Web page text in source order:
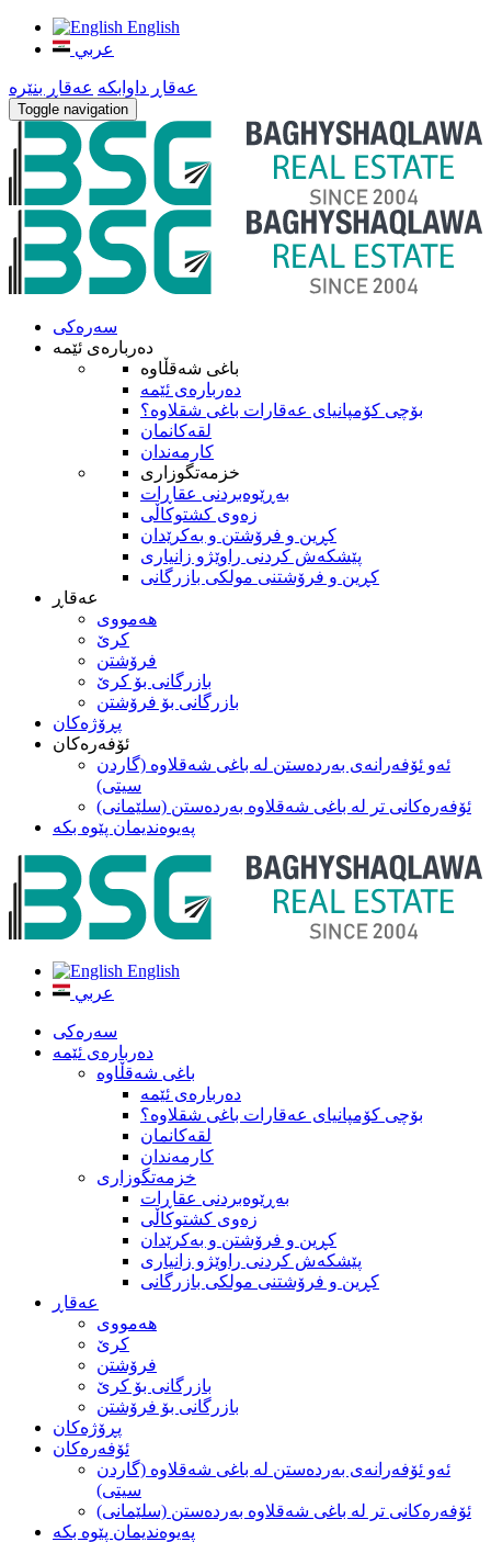
English
عربي
عه‌قاڕ داوابكه عه‌قاڕ بنێره
Toggle navigation
سه‌ره‌کی
ده‌رباره‌ی ئێمه
باغی شەقڵاوە
ده‌رباره‌ی ئێمه
بۆچى كۆمپانياى عەقارات باغی شقلاوە؟
لقه‌كانمان
كارمه‌ندان
خزمه‌تگوزاری
بەڕێوەبردنی عقاڕات
زەوی کشتوکاڵی
كڕين و فرۆشتن و به‌كرێدان
پێشکەش کردنی راوێژو زانیاری
کڕین و فرۆشتنی مولکی بازرگانی
عه‌قاڕ
هه‌مووی
کرێ
فرۆشتن
بازرگانی بۆ كرێ
بازرگانی بۆ فرۆشتن
پڕۆژه‌كان
ئۆفەرەکان
ئەو ئۆفەرانەی بەردەستن لە با‌غی شەقلاوە (گاردن
سیتی)
ئۆفەرەکانی تر لە باغی شەقلاوە بەردەستن (سلێمانی)
په‌یوه‌ندیمان پێوه‌ بکه
English
عربي
سه‌ره‌کی
ده‌رباره‌ی ئێمه
باغی شەقڵاوە
ده‌رباره‌ی ئێمه
بۆچى كۆمپانياى عەقارات باغی شقلاوە؟
لقه‌كانمان
كارمه‌ندان
خزمه‌تگوزاری
بەڕێوەبردنی عقاڕات
زەوی کشتوکاڵی
كڕين و فرۆشتن و به‌كرێدان
پێشکەش کردنی راوێژو زانیاری
کڕین و فرۆشتنی مولکی بازرگانی
عه‌قاڕ
هه‌مووی
کرێ
فرۆشتن
بازرگانی بۆ كرێ
بازرگانی بۆ فرۆشتن
پڕۆژه‌كان
ئۆفەرەکان
ئەو ئۆفەرانەی بەردەستن لە با‌غی شەقلاوە (گاردن
سیتی)
ئۆفەرەکانی تر لە باغی شەقلاوە بەردەستن (سلێمانی)
په‌یوه‌ندیمان پێوه‌ بکه